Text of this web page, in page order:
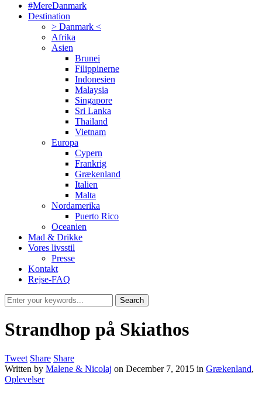
#MereDanmark
Destination
> Danmark <
Afrika
Asien
Brunei
Filippinerne
Indonesien
Malaysia
Singapore
Sri Lanka
Thailand
Vietnam
Europa
Cypern
Frankrig
Grækenland
Italien
Malta
Nordamerika
Puerto Rico
Oceanien
Mad & Drikke
Vores livsstil
Presse
Kontakt
Rejse-FAQ
Strandhop på Skiathos
Tweet Share Share
Written by Malene & Nicolaj on December 7, 2015 in Grækenland,
Oplevelser